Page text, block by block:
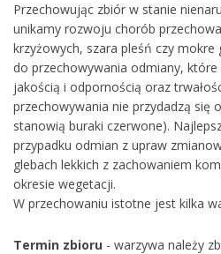
Przechowując zbiór w stanie
unikamy rozwoju chorób
krzyżowych, szara pleśń czy mokre
do przechowywania odmiany,
jakością i odpornością oraz
przechowywania nie przydadzą się
stanowią buraki czerwone).
przypadku odmian z upraw
glebach lekkich z zachowaniem
okresie wegetacji.
W przechowaniu istotne jest kilka
Termin zbioru - warzywa należy